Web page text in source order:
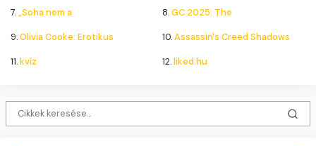
7.„Soha nem a 8.GC 2025: The
9.Olivia Cooke: Erotikus 10.Assassin's Creed Shadows
11.kvíz 12.liked.hu